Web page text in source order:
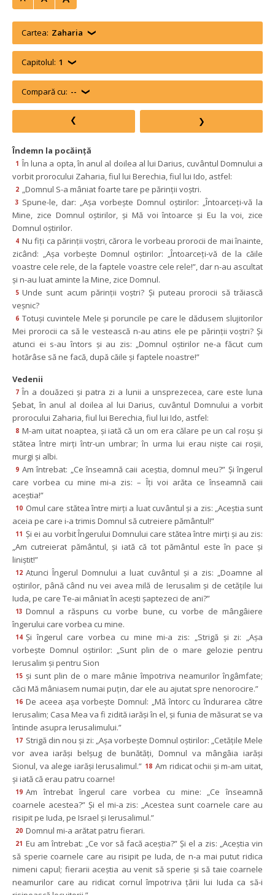
Cartea: Zaharia
Capitolul: 1
Compară cu: --
Îndemn la pocăinţă
1 În luna a opta, în anul al doilea al lui Darius, cuvântul Domnului a
vorbit prorocului Zaharia, fiul lui Berechia, fiul lui Ido, astfel:
2 „Domnul S-a mâniat foarte tare pe părinţii voştri.
3 Spune-le, dar: „Aşa vorbeşte Domnul oştirilor: „Întoarceţi-vă la
Mine, zice Domnul oştirilor, şi Mă voi întoarce şi Eu la voi, zice
Domnul oştirilor.
4 Nu fiţi ca părinţii voştri, cărora le vorbeau prorocii de mai înainte,
zicând: „Aşa vorbeşte Domnul oştirilor: „Întoarceţi-vă de la căile
voastre cele rele, de la faptele voastre cele rele!”, dar n-au ascultat
şi n-au luat aminte la Mine, zice Domnul.
5 Unde sunt acum părinţii voştri? Şi puteau prorocii să trăiască
veşnic?
6 Totuşi cuvintele Mele şi poruncile pe care le dădusem slujitorilor
Mei prorocii ca să le vestească n-au atins ele pe părinţii voştri? Şi
atunci ei s-au întors şi au zis: „Domnul oştirilor ne-a făcut cum
hotărâse să ne facă, după căile şi faptele noastre!”
Vedenii
7 În a douăzeci şi patra zi a lunii a unsprezecea, care este luna
Şebat, în anul al doilea al lui Darius, cuvântul Domnului a vorbit
prorocului Zaharia, fiul lui Berechia, fiul lui Ido, astfel:
8 M-am uitat noaptea, şi iată că un om era călare pe un cal roşu şi
tătea între mirţi într-un umbrar; în urma lui erau nişte cai roşii,
murgi şi albi.
9 Am întrebat: „Ce înseamnă caii aceştia, domnul meu?” Şi îngerul
care vorbea cu mine mi-a zis: – Îţi voi arăta ce înseamnă caii
aceştia!”
10 Omul care stătea între mirţi a luat cuvântul şi a zis: „Aceştia sunt
aceia pe care i-a trimis Domnul să cutreiere pământul!”
11 Şi ei au vorbit Îngerului Domnului care stătea între mirţi şi au zis:
„Am cutreierat pământul, şi iată că tot pământul este în pace şi
liniştit!”
12 Atunci Îngerul Domnului a luat cuvântul şi a zis: „Doamne al
oştirilor, până când nu vei avea milă de Ierusalim şi de cetăţile lui
Iuda, pe care Te-ai mâniat în aceşti şaptezeci de ani?”
13 Domnul a răspuns cu vorbe bune, cu vorbe de mângâiere
îngerului care vorbea cu mine.
14 Şi îngerul care vorbea cu mine mi-a zis: „Strigă şi zi: „Aşa
vorbeşte Domnul oştirilor: „Sunt plin de o mare gelozie pentru
Ierusalim şi pentru Sion
15 şi sunt plin de o mare mânie împotriva neamurilor îngâmfate;
căci Mă mâniasem numai puţin, dar ele au ajutat spre nenorocire.”
16 De aceea aşa vorbeşte Domnul: „Mă întorc cu îndurarea către
Ierusalim; Casa Mea va fi zidită iarăşi în el, şi funia de măsurat se va
întinde asupra Ierusalimului.”
17 Strigă din nou şi zi: „Aşa vorbeşte Domnul oştirilor: „Cetăţile Mele
vor avea iarăşi belşug de bunătăţi, Domnul va mângâia iarăşi
Sionul, va alege iarăşi Ierusalimul.” 18 Am ridicat ochii şi m-am uitat,
şi iată că erau patru coarne!
19 Am întrebat îngerul care vorbea cu mine: „Ce înseamnă
coarnele acestea?” Şi el mi-a zis: „Acestea sunt coarnele care au
risipit pe Iuda, pe Israel şi Ierusalimul.”
20 Domnul mi-a arătat patru fierari.
21 Eu am întrebat: „Ce vor să facă aceştia?” Şi el a zis: „Aceştia vin
ă sperie coarnele care au risipit pe Iuda, de n-a mai putut ridica
nimeni capul; fierarii aceştia au venit să sperie şi să taie coarnele
neamurilor care au ridicat cornul împotriva ţării lui Iuda ca să-i